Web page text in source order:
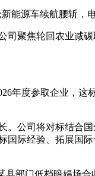
源车续航腰斩，
聚焦轮回农业减碳
年度参取企业，这
公司将对标结合国
国际经验、拓展国
部门低档暗娼场合